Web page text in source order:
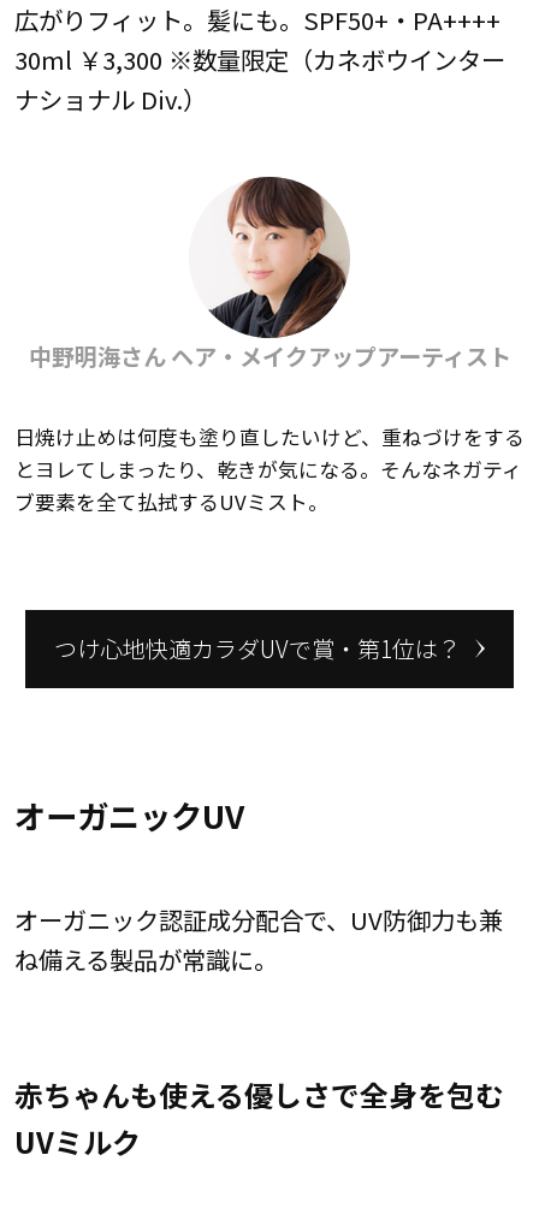
広がりフィット。髪にも。SPF50+・PA++++
30ml ￥3,300 ※数量限定（カネボウインター
ナショナル Div.）
中野明海さん ヘア・メイクアップアーティスト
日焼け止めは何度も塗り直したいけど、重ねづけをする
とヨレてしまったり、乾きが気になる。そんなネガティ
ブ要素を全て払拭するUVミスト。
つけ心地快適カラダUVで賞・第1位は？
オーガニックUV
オーガニック認証成分配合で、UV防御力も兼
ね備える製品が常識に。
赤ちゃんも使える優しさで全身を包む
UVミルク